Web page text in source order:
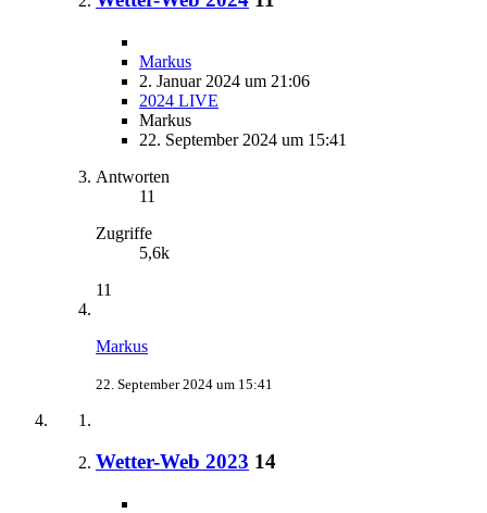
Markus
2. Januar 2024 um 21:06
2024 LIVE
Markus
22. September 2024 um 15:41
Antworten
11
Zugriffe
5,6k
11
Markus
22. September 2024 um 15:41
Wetter-Web 2023 14